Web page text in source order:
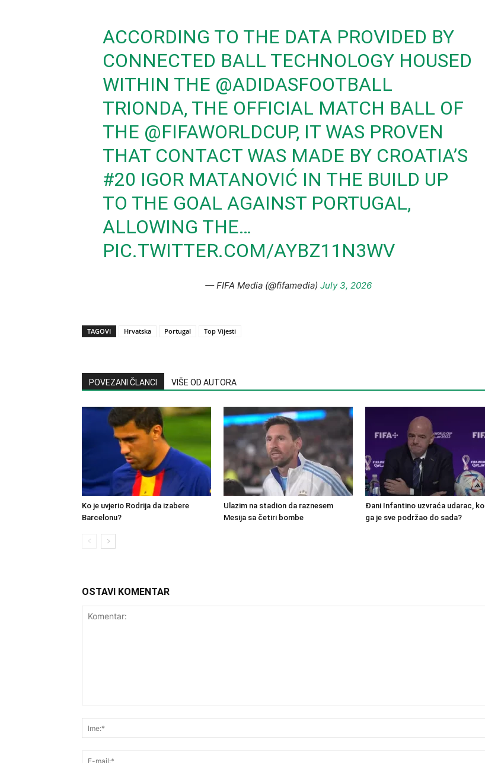
ACCORDING TO THE DATA PROVIDED BY
CONNECTED BALL TECHNOLOGY HOUSED
WITHIN THE @ADIDASFOOTBALL
TRIONDA, THE OFFICIAL MATCH BALL OF
THE @FIFAWORLDCUP, IT WAS PROVEN
THAT CONTACT WAS MADE BY CROATIA’S
#20 IGOR MATANOVIĆ IN THE BUILD UP
TO THE GOAL AGAINST PORTUGAL,
ALLOWING THE…
PIC.TWITTER.COM/AYBZ11N3WV
— FIFA Media (@fifamedia) July 3, 2026
TAGOVI Hrvatska Portugal Top Vijesti
POVEZANI ČLANCI VIŠE OD AUTORA
Ko je uvjerio Rodrija da izabere
Barcelonu?
Ulazim na stadion da raznesem
Mesija sa četiri bombe
Đani Infantino uzvraća udarac, ko
ga je sve podržao do sada?
OSTAVI KOMENTAR